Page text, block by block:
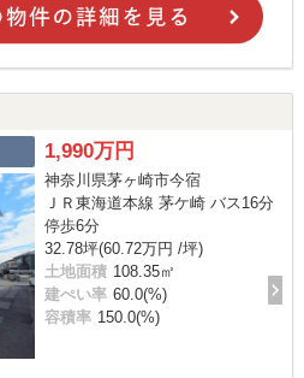
1,990万円
神奈川県茅ヶ崎市今宿
ＪＲ東海道本線 茅ケ崎 バス16分
停歩6分
32.78坪(60.72万円 /坪)
土地面積 108.35㎡
建ぺい率 60.0(%)
容積率 150.0(%)